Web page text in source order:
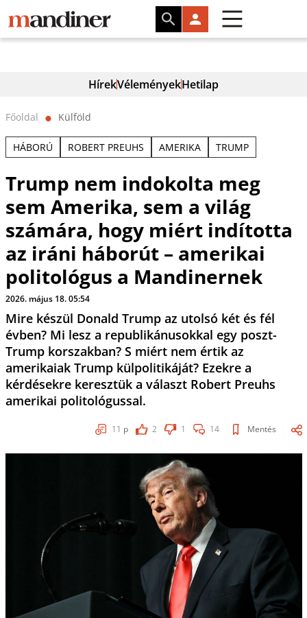
HírekVéleményekHetilap
Főoldal ⬤ Külföld
HÁBORÚ ROBERT PREUHS AMERIKA TRUMP
Trump nem indokolta meg
sem Amerika, sem a világ
számára, hogy miért indította
az iráni háborút – amerikai
politológus a Mandinernek
2026. május 18. 05:54
Mire készül Donald Trump az utolsó két és fél
évben? Mi lesz a republikánusokkal egy poszt-
Trump korszakban? S miért nem értik az
amerikaiak Trump külpolitikáját? Ezekre a
kérdésekre keresztük a választ Robert Preuhs
amerikai politológussal.
11 p 2 1 14 Mentés